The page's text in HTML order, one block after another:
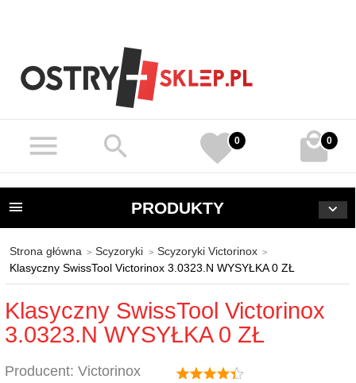
0
PRODUKTY
Strona główna Scyzoryki
Scyzoryki Victorinox
Klasyczny SwissTool Victorinox 3.0323.N WYSYŁKA 0 ZŁ
Klasyczny SwissTool Victorinox
3.0323.N WYSYŁKA 0 ZŁ
Producent: Victorinox